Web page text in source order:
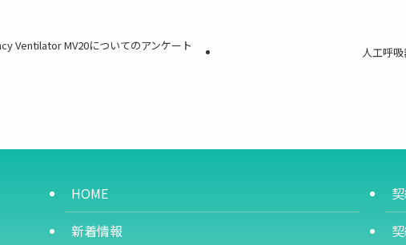
Ventilator MV20についてのアンケート
人工呼
HOME
新着情報